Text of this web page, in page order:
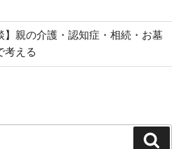
】親の介護・認知症・相続・お墓
考える